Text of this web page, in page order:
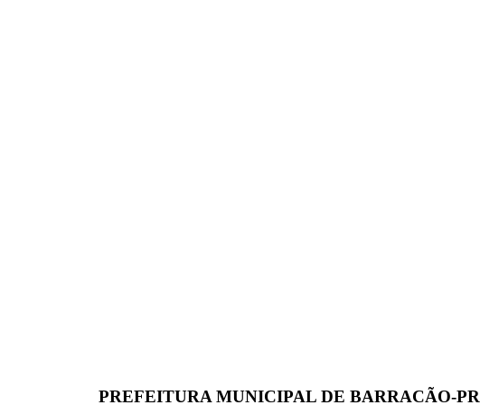
PREFEITURA MUNICIPAL DE BARRACÃO-PR